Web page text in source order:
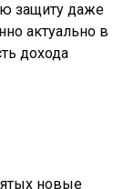
защиту даже
актуально в
дохода
новые